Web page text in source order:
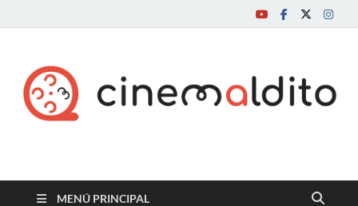
Cine maldito
MENÚ PRINCIPAL